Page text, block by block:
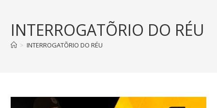
INTERROGATÕRIO DO RÉU
> INTERROGATÕRIO DO RÉU